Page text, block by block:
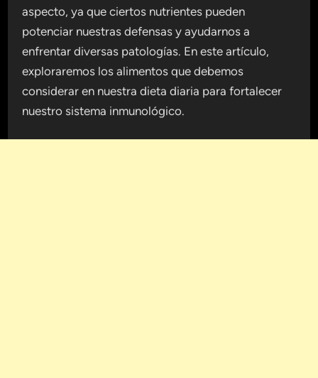
aspecto, ya que ciertos nutrientes pueden
potenciar nuestras defensas y ayudarnos a
enfrentar diversas patologías. En este artículo,
exploraremos los alimentos que debemos
considerar en nuestra dieta diaria para fortalecer
nuestro sistema inmunológico.